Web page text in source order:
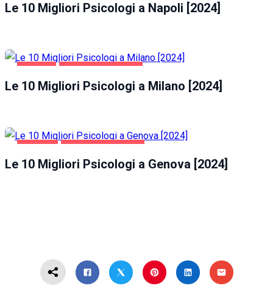
Le 10 Migliori Psicologi a Napoli [2024]
Le 10 Migliori Psicologi a Milano [2024]
Le 10 Migliori Psicologi a Genova [2024]